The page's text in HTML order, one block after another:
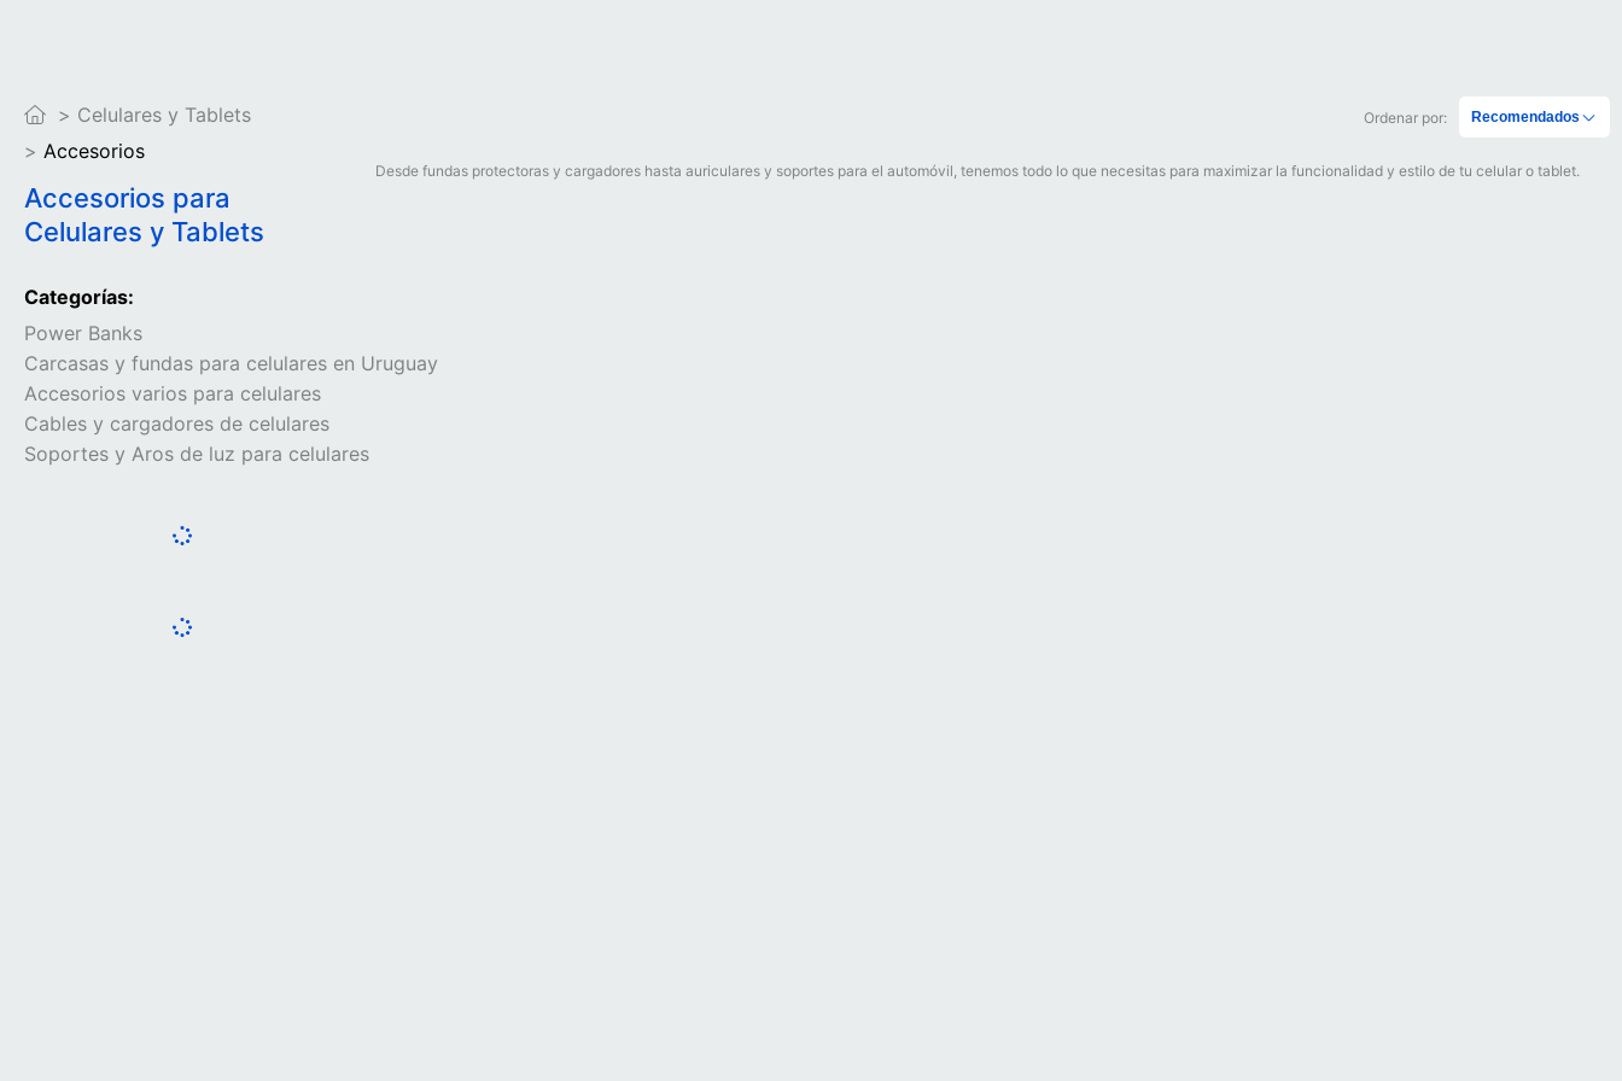
Celulares y Tablets
Accesorios
Accesorios para
Celulares y Tablets
Categorías:
Power Banks
Carcasas y fundas para celulares en Uruguay
Accesorios varios para celulares
Cables y cargadores de celulares
Soportes y Aros de luz para celulares
Ordenar por: Recomendados
Desde fundas protectoras y cargadores hasta auriculares y soportes para el automóvil, tenemos todo lo que necesitas para maximizar la funcionalidad y estilo de tu celular o tablet.